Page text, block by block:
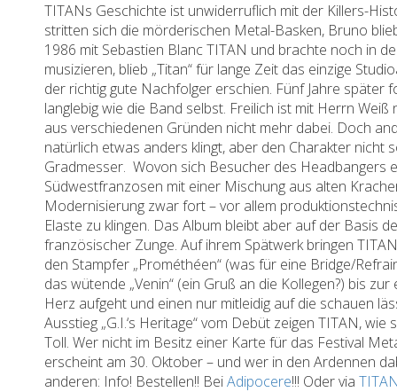
TITANs Geschichte ist unwiderruflich mit der Killers-
stritten sich die mörderischen Metal-Basken, Bruno
1986 mit Sebastien Blanc TITAN und brachte noch in
musizieren, blieb „Titan“ für lange Zeit das einzige
der richtig gute Nachfolger erschien. Fünf Jahre
langlebig wie die Band selbst. Freilich ist mit Herrn
aus verschiedenen Gründen nicht mehr dabei. Doch
natürlich etwas anders klingt, aber den Charakter
Gradmesser. Wovon sich Besucher des Headbangers
Südwestfranzosen mit einer Mischung aus alten
Modernisierung zwar fort – vor allem
Elaste zu klingen. Das Album bleibt aber auf der Basis
französischer Zunge. Auf ihrem Spätwerk bringen
den Stampfer „Prométhéen“ (was für eine Bridge/
das wütende „Venin“ (ein Gruß an die Kollegen?) bis
Herz aufgeht und einen nur mitleidig auf die schauen
Ausstieg „G.I.‘s Heritage“ vom Debüt zeigen TITAN,
Toll. Wer nicht im Besitz einer Karte für das Festival
erscheint am 30. Oktober – und wer in den Ardennen
anderen: Info! Bestellen!! BeiAdipocere!!! Oder via